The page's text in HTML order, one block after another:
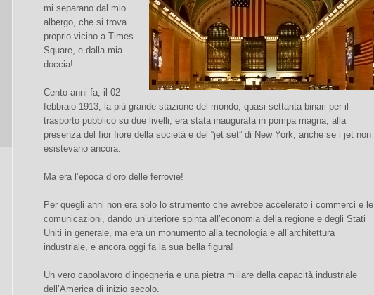
mi separano dal mio
albergo, che si trova
proprio vicino a Times
Square, e dalla mia
doccia!
Cento anni fa, il 02
febbraio 1913, la più grande stazione del mondo, quasi settanta binari per il
trasporto pubblico su due livelli, era stata inaugurata in pompa magna, alla
presenza del fior fiore della società e del “jet set” di New York, anche se i jet non
esistevano ancora.
Ma era l’epoca d’oro delle ferrovie!
Per quegli anni non era solo lo strumento che avrebbe accelerato i commerci e le
comunicazioni, dando un’ulteriore spinta all’economia della regione e degli Stati
Uniti in generale, ma era un monumento alla tecnologia e all’architettura
industriale, e ancora oggi fa la sua bella figura!
Un vero capolavoro d’ingegneria e una pietra miliare della capacità industriale
dell’America di inizio secolo.